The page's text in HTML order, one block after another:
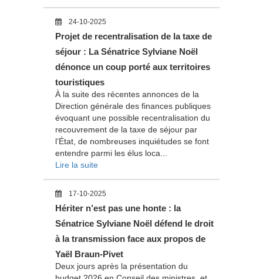
24-10-2025
Projet de recentralisation de la taxe de
séjour : La Sénatrice Sylviane Noël
dénonce un coup porté aux territoires
touristiques
À la suite des récentes annonces de la
Direction générale des finances publiques
évoquant une possible recentralisation du
recouvrement de la taxe de séjour par
l’État, de nombreuses inquiétudes se font
entendre parmi les élus loca...
Lire la suite
17-10-2025
Hériter n’est pas une honte : la
Sénatrice Sylviane Noël défend le droit
à la transmission face aux propos de
Yaël Braun-Pivet
Deux jours après la présentation du